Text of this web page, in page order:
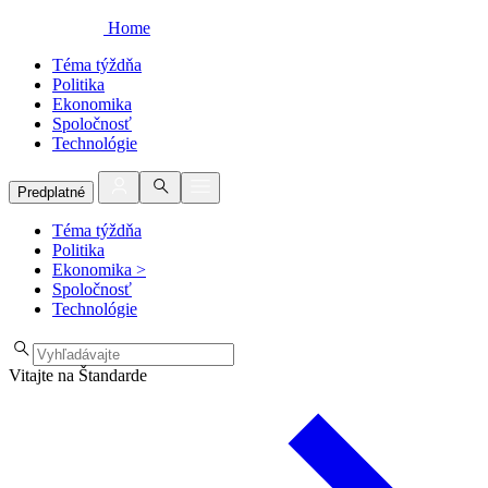
Home
Téma týždňa
Politika
Ekonomika
Spoločnosť
Technológie
Predplatné
Téma týždňa
Politika
Ekonomika >
Spoločnosť
Technológie
Vitajte na Štandarde